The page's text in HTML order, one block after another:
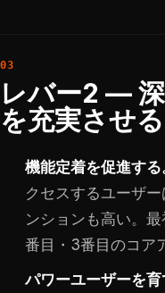
レバー2 —
を充実させる
機能定着を促進する
クセスするユーザ
ンションも高い。
番目・3番目のコア
パワーユーザーを育